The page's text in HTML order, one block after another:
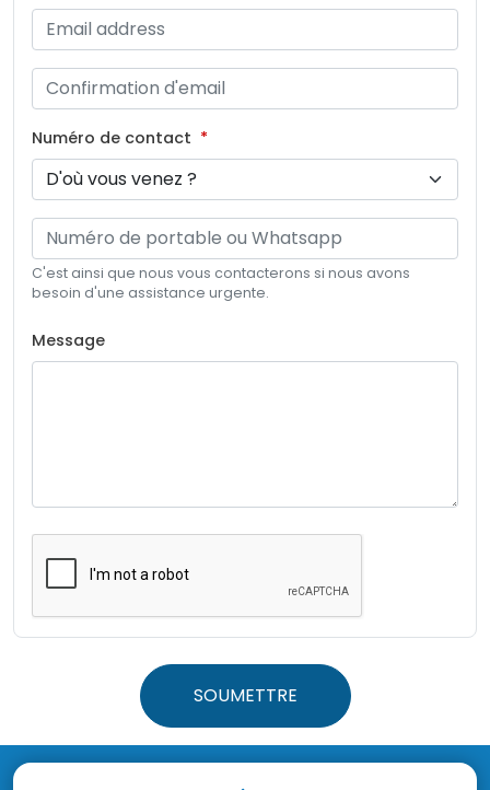
Numéro de contact
C'est ainsi que nous vous contacterons si nous avons
besoin d'une assistance urgente.
Message
SOUMETTRE